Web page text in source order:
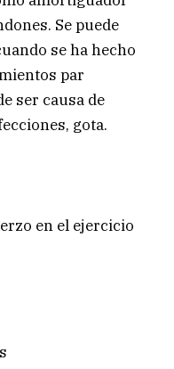
Se puede
se ha hecho
par
ser causa de
gota.
en el ejercicio